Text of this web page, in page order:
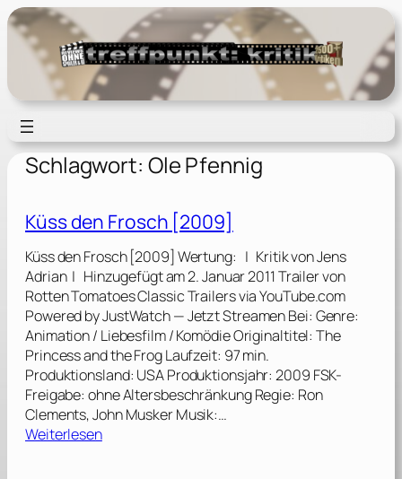
Zum
Inhalt
springen
Schlagwort: Ole Pfennig
Küss den Frosch [2009]
Küss den Frosch [2009] Wertung: | Kritik von Jens
Adrian | Hinzugefügt am 2. Januar 2011 Trailer von
Rotten Tomatoes Classic Trailers via YouTube.com
Powered by JustWatch — Jetzt Streamen Bei: Genre:
Animation / Liebesfilm / Komödie Originaltitel: The
Princess and the Frog Laufzeit: 97 min.
Produktionsland: USA Produktionsjahr: 2009 FSK-
Freigabe: ohne Altersbeschränkung Regie: Ron
Clements, John Musker Musik:…
Weiterlesen: